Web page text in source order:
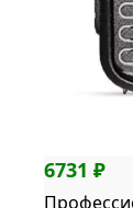
6731 ₽